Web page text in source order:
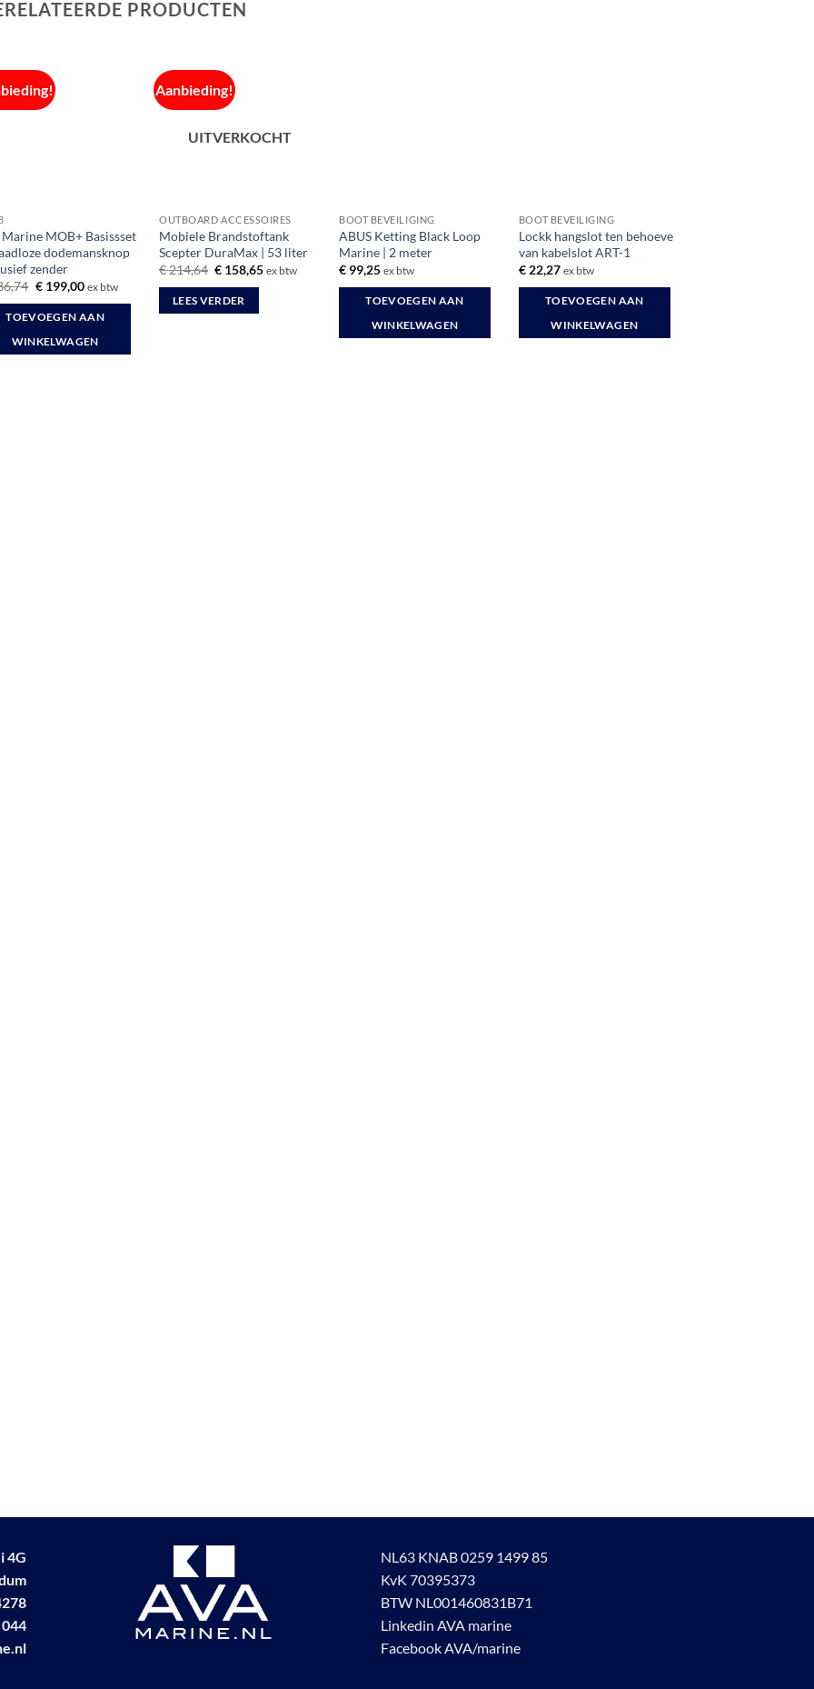
PRODUCTEN
Marine MOB+ Basissset
dodemansknop
zender
Oorspronkelijke
was:
€ 236,74.
€199,00Huidige
is:
€ 199,00.
ex btw
TOEVOEGEN AAN
WINKELWAGEN
Aanbieding!
UITVERKOCHT
OUTBOARD ACCESSOIRES
Mobiele Brandstoftank
Scepter DuraMax | 53 liter
€214,64 Oorspronkelijke
was:
€ 214,64.
€ 158,65Huidige
ex btw
LEES VERDER
BOOT BEVEILIGING
ABUS Ketting Black Loop
Marine | 2 meter
€ 99,25 ex btw
TOEVOEGEN AAN
WINKELWAGEN
BOOT BEVEILIGING
Lockk hangslot ten behoeve
van kabelslot ART-1
€22,27 ex btw
TOEVOEGEN AAN
WINKELWAGEN
4G
NL63 KNAB 0259 1499 85
KvK 70395373
BTW NL001460831B71
Linkedin AVA marine
Facebook AVA/marine